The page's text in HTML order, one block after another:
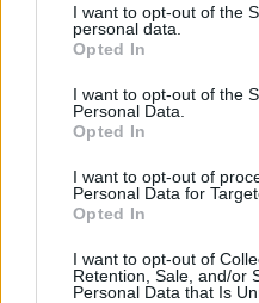
not limited to your visit or
grant or deny consent to
use your data for below
consent section.
I want to opt-out of the
personal data.
Opted In
I want to opt-out of the
Personal Data.
Opted In
I want to opt-out of
Personal Data for
Opted In
I want to opt-out of
Retention, Sale, and/or
Personal Data that Is
múzeumok
több alkalommal is lesz
Géniusz Vándorkiállításhoz
titkosírásával készült
nyerhetnek az Egri Várba.
Hétvégén a Dobó-bástyába
múzeumpedagógusok